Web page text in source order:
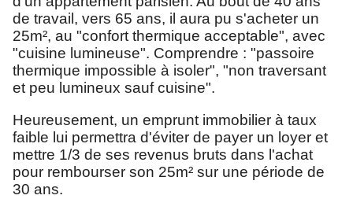
de travail, vers 65 ans, il aura pu s'acheter un
25m², au "confort thermique acceptable", avec
"cuisine lumineuse". Comprendre : "passoire
thermique impossible à isoler", "non traversant
et peu lumineux sauf cuisine".
Heureusement, un emprunt immobilier à taux
faible lui permettra d'éviter de payer un loyer et
mettre 1/3 de ses revenus bruts dans l'achat
pour rembourser son 25m² sur une période de
30 ans.